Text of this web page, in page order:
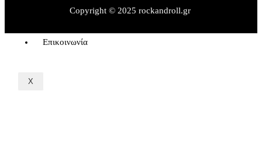
Rock Interviews
Επικοινωνία
X
Copyright © 2025 rockandroll.gr